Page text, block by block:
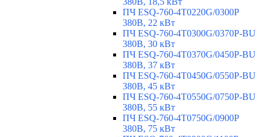
ПЧ ESQ-760-4T0220G/0300P
380В, 22 кВт
ПЧ ESQ-760-4T0300G/0370P-BU
380В, 30 кВт
ПЧ ESQ-760-4T0370G/0450P-BU
380В, 37 кВт
ПЧ ESQ-760-4T0450G/0550P-BU
380В, 45 кВт
ПЧ ESQ-760-4T0550G/0750P-BU
380В, 55 кВт
ПЧ ESQ-760-4T0750G/0900P
380В, 75 кВт